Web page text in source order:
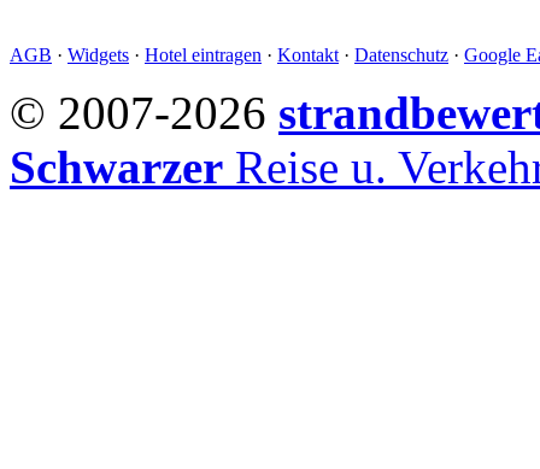
AGB · Widgets · Hotel eintragen · Kontakt· Datenschutz · Google
© 2007-2026
Schwarzer Reise u.